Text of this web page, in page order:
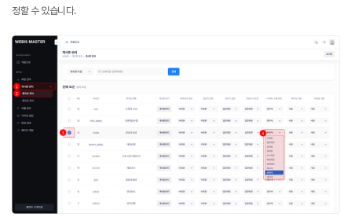
정할 수 있습니다.